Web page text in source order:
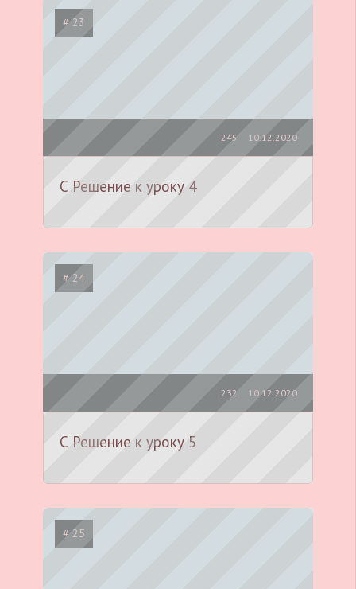
# 23
10.12.2020
245
С Решение к уроку 4
# 24
10.12.2020
232
С Решение к уроку 5
# 25